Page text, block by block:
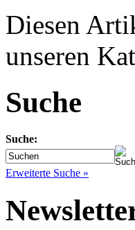
Diesen
unseren
Suche
Suche:
Erweiterte Suche »